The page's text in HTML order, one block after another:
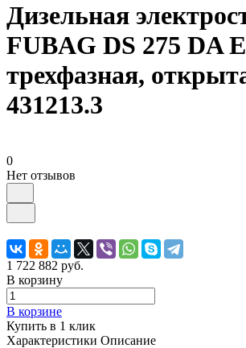
Дизельная
FUBAG DS 275 DA
трехфазная,
431213.3
0
Нет отзывов
1 722 882 руб.
В корзину
В корзине
Купить в 1 клик
Характеристики Описание